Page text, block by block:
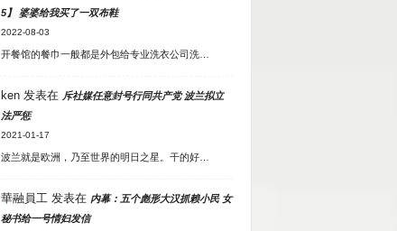
5】 婆婆给我买了一双布鞋
2022-08-03
开餐馆的餐巾一般都是外包给专业洗衣公司洗…
ken发表在 斥社媒任意封号行同共产党 波兰拟立
法严惩
2021-01-17
波兰就是欧洲，乃至世界的明日之星。干的好…
華融員工 发表在 内幕：五个彪形大汉抓赖小民 女
秘书给一号情妇发信